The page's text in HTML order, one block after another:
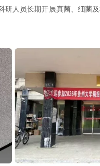
人员长期开展真菌、细菌